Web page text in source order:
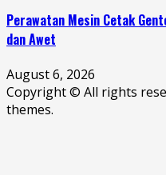
Perawatan Mesin Cetak
dan Awet
August 6, 2026
Copyright © All rights
themes.